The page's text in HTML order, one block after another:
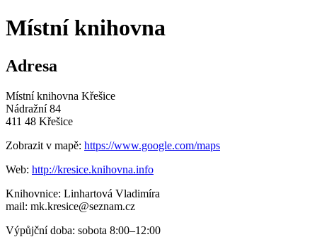
Místní knihovna
Adresa
Místní knihovna Křešice
Nádražní 84
411 48 Křešice
Zobrazit v mapě: https://www.google.com/maps
Web: http://kresice.knihovna.info
Knihovnice: Linhartová Vladimíra
mail: mk.kresice@seznam.cz
Výpůjční doba: sobota 8:00–12:00